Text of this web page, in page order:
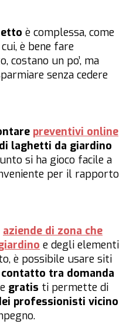
è complessa, come
è bene fare
costano un po’, ma
senza cedere
preventivi online
laghetti da giardino
si ha gioco facile a
per il rapporto
aziende di zona che
e degli elementi
è possibile usare siti
tra domanda
gratis ti permette di
professionisti vicino